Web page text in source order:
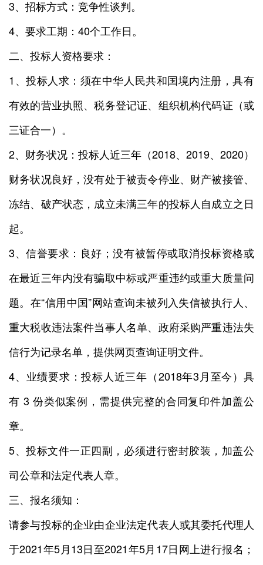
3、招标方式：竞争性谈判。
4、要求工期：40个工作日。
二、投标人资格要求：
1、投标人求：须在中华人民共和国境内注册，具有
有效的营业执照、税务登记证、组织机构代码证（或
三证合一）。
2、财务状况：投标人近三年（2018、2019、2020）
财务状况良好，没有处于被责令停业、财产被接管、
冻结、破产状态，成立未满三年的投标人自成立之日
起。
3、信誉要求：良好；没有被暂停或取消投标资格或
在最近三年内没有骗取中标或严重违约或重大质量问
题。在“信用中国”网站查询未被列入失信被执行人、
重大税收违法案件当事人名单、政府采购严重违法失
信行为记录名单，提供网页查询证明文件。
4、业绩要求：投标人近三年（2018年3月至今）具
有 3 份类似案例，需提供完整的合同复印件加盖公
章。
5、投标文件一正四副，必须进行密封胶装，加盖公
司公章和法定代表人章。
三、报名须知：
请参与投标的企业由企业法定代表人或其委托代理人
于2021年5月13日至2021年5月17日网上进行报名；